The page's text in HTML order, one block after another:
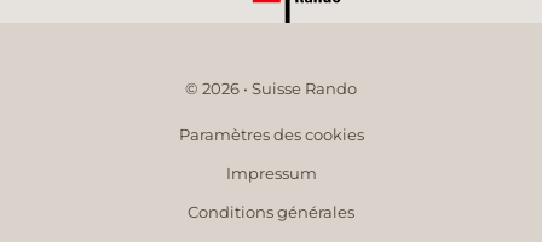
© 2026 • Suisse Rando
Paramètres des cookies
Impressum
Conditions générales